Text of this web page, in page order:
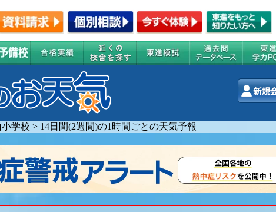
学校 > 14日間(2週間)の1時間ごとの天気予報